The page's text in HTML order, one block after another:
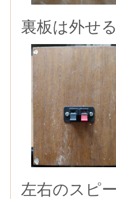
裏板は外せ
左右のスピ